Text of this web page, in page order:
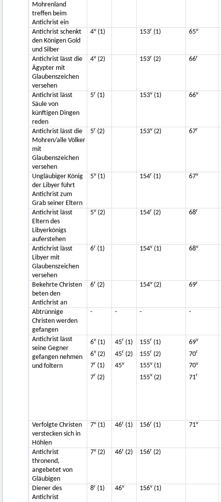
Mohrenland
treffen beim
Antichrist ein
Antichrist schenkt
den Königen Gold
und Silber
4v(1) 153r (1) 65v
Antichrist lässt die
Ägypter mit
Glaubenszeichen
versehen
4v(2) 153r (2) 66r
Antichrist lässt
Säule von
künftigen Dingen
reden
5r (1) 153v(1) 66v
Antichrist lässt die
Mohren/alle Völker
mit
Glaubenszeichen
versehen
5r (2) 153v(2) 67r
Ungläubiger König
der Libyer führt
Antichrist zum
Grab seiner Eltern
5v(1) 154r (1) 67v
Antichrist lässt
Eltern des
Libyerkönigs
auferstehen
5v(2) 154r (2) 68r
Antichrist lässt
Libyer mit
Glaubenszeichen
versehen
6r (1) 154v(1) 68v
Bekehrte Christen
beten den
Antichrist an
6r (2) 154v(2) 69r
Abtrünnige
Christen werden
gefangen
- - - -
Antichrist lässt
seine Gegner
gefangen nehmen
und foltern
6v (1)
6v(2)
7r (1)
7r (2)
45r (1)
45r (2)
45v
155r (1)
155r (2)
155v(1)
155v (2)
69v
70r
70v
71r
Verfolgte Christen
verstecken sich in
Höhlen
7v(1) 46r (1) 156r (1) 71v
Antichrist
thronend,
angebetet von
Gläubigen
7v(2) 46r (2) 156r (2)
Diener des
Antichrist
8r (1) 46v 156v(1)